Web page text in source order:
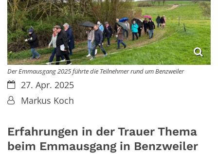
Der Emmausgang 2025 führte die Teilnehmer rund um Benzweiler
Datum:27. Apr. 2025
Von:Markus Koch
Erfahrungen in der Trauer Thema
beim Emmausgang in Benzweiler